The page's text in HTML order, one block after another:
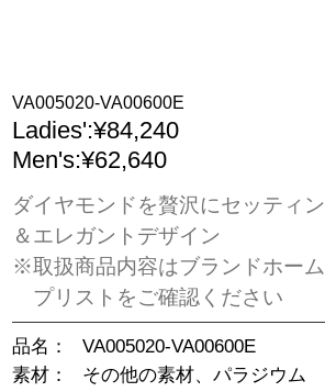
VA005020-VA00600E
Ladies':¥84,240
Men's:¥62,640
ダイヤモンドを贅沢にセッティ
＆エレガントデザイン
※取扱商品内容はブランドホー
プリストをご確認ください
品名：
VA005020-VA00600E
素材：
その他の素材、パラジウム